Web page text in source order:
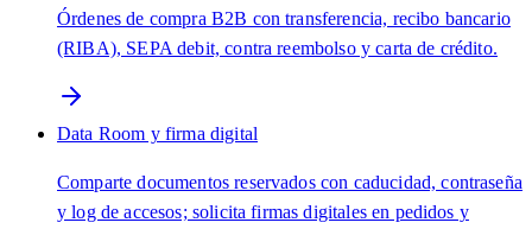
Órdenes de compra B2B con transferencia, recibo bancario
(RIBA), SEPA debit, contra reembolso y carta de crédito.
Data Room y firma digital
Comparte documentos reservados con caducidad, contraseña
y log de accesos; solicita firmas digitales en pedidos y